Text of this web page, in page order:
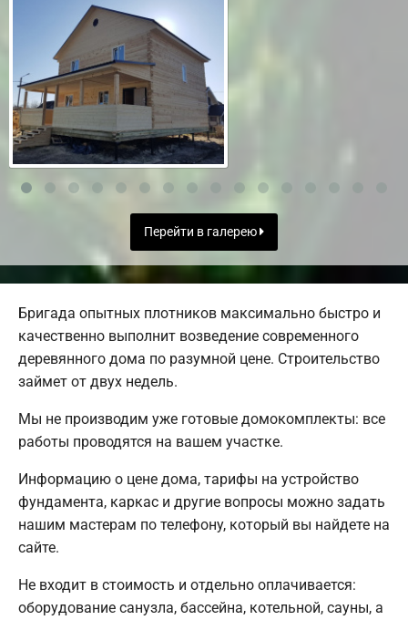
Перейти в галерею
Бригада опытных плотников максимально быстро и
качественно выполнит возведение современного
деревянного дома по разумной цене. Строительство
займет от двух недель.
Мы не производим уже готовые домокомплекты: все
работы проводятся на вашем участке.
Информацию о цене дома, тарифы на устройство
фундамента, каркас и другие вопросы можно задать
нашим мастерам по телефону, который вы найдете на
сайте.
Не входит в стоимость и отдельно оплачивается:
оборудование санузла, бассейна, котельной, сауны, а